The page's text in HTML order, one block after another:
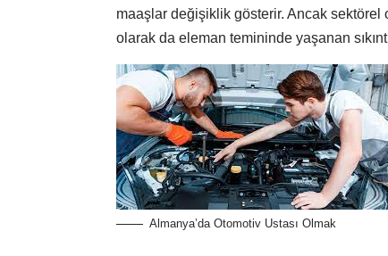
maaşlar değişiklik gösterir. Ancak sektörel
olarak da eleman temininde yaşanan
Almanya’da Otomotiv Ustası Olmak